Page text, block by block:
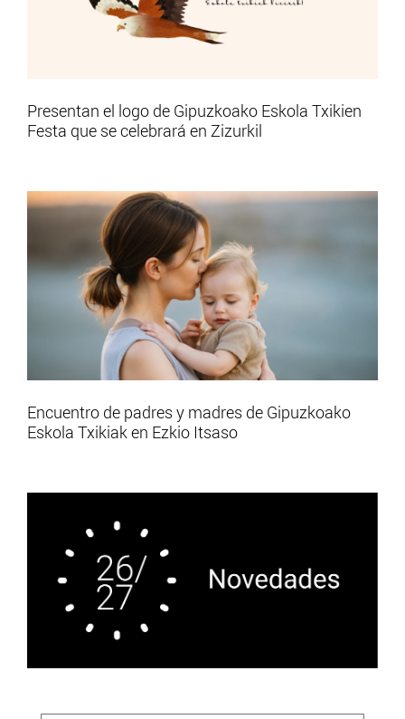
Presentan el logo de Gipuzkoako Eskola Txikien
Festa que se celebrará en Zizurkil
Encuentro de padres y madres de Gipuzkoako
Eskola Txikiak en Ezkio Itsaso